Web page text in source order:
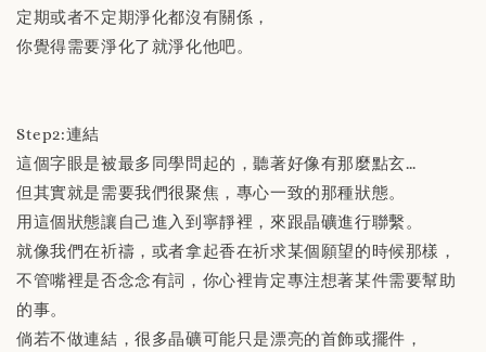
定期或者不定期淨化都沒有關係，
你覺得需要淨化了就淨化他吧。
Step2:連結
這個字眼是被最多同學問起的，聽著好像有那麼點玄…
但其實就是需要我們很聚焦，專心一致的那種狀態。
用這個狀態讓自己進入到寧靜裡，來跟晶礦進行聯繫。
就像我們在祈禱，或者拿起香在祈求某個願望的時候那樣，
不管嘴裡是否念念有詞，你心裡肯定專注想著某件需要幫助
的事。
倘若不做連結，很多晶礦可能只是漂亮的首飾或擺件，